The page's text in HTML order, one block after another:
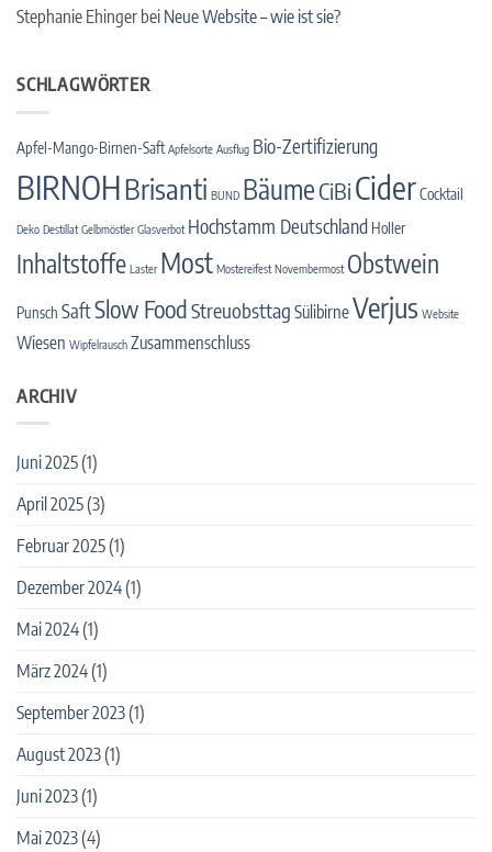
Stephanie Ehinger bei Neue Website – wie ist sie?
SCHLAGWÖRTER
Apfel-Mango-Birnen-Saft Apfelsorte Ausflug Bio-Zertifizierung
BIRNOHBrisanti BUND BäumeCiBi CiderCocktail
Deko Destillat Gelbmöstler Glasverbot Hochstamm Deutschland Holler
Inhaltstoffe Laster Most Mostereifest Novembermost Obstwein
Punsch SaftSlow FoodStreuobsttag SülibirneVerjus Website
Wiesen Wipfelrausch Zusammenschluss
ARCHIV
Juni 2025(1)
April 2025(3)
Februar 2025(1)
Dezember 2024(1)
Mai 2024(1)
März 2024(1)
September 2023(1)
August 2023(1)
Juni 2023(1)
Mai 2023(4)